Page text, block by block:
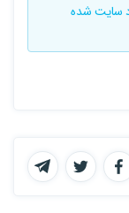
سایتشده